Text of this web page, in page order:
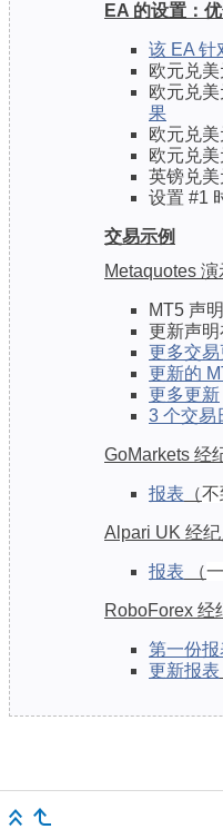
EA 的设置：
该 EA 针
欧元兑
欧元兑
果
欧元兑
欧元兑
英镑兑
设置 #1
交易示例
Metaquotes 演
MT5 声
更新声明
更多交
更新的
更多更新
3 个交易
GoMarkets 经
报表 （不
Alpari UK 经纪
报表 （
RoboForex 经
第一份报
更新报表